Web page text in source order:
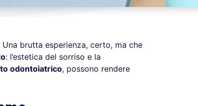
Una brutta esperienza, certo, ma che
: l’estetica del sorriso e la
odontoiatrico, possono rendere